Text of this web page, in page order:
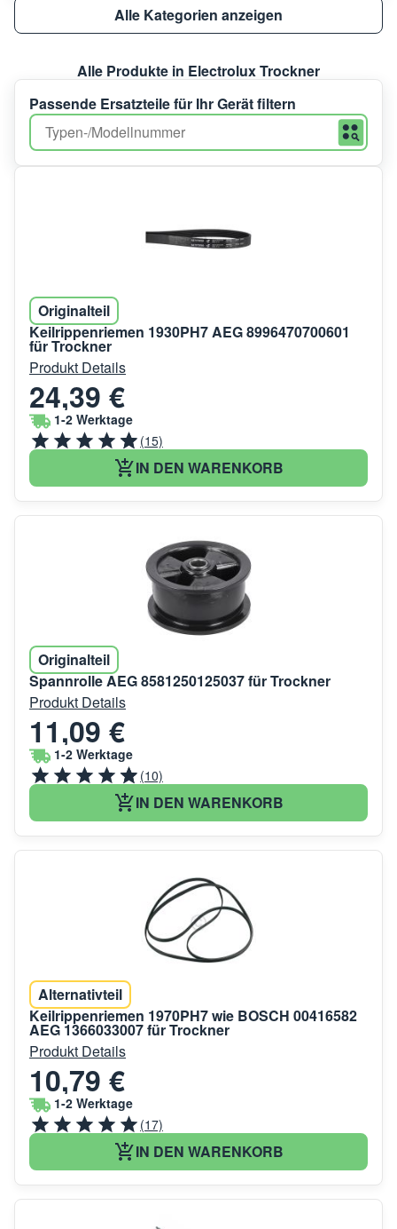
Alle Kategorien anzeigen
Alle Produkte in Electrolux Trockner
Passende Ersatzteile für Ihr Gerät filtern
Originalteil
Keilrippenriemen 1930PH7 AEG 8996470700601
für Trockner
Produkt Details
24,39 €
1-2 Werktage
(15)
IN DEN WARENKORB
Originalteil
Spannrolle AEG 8581250125037 für Trockner
Produkt Details
11,09 €
1-2 Werktage
(10)
IN DEN WARENKORB
Alternativteil
Keilrippenriemen 1970PH7 wie BOSCH 00416582
AEG 1366033007 für Trockner
Produkt Details
10,79 €
1-2 Werktage
(17)
IN DEN WARENKORB